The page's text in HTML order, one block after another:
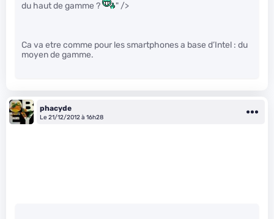
du haut de gamme ?
" />
Ca va etre comme pour les smartphones a base d’Intel : du
moyen de gamme.
phacyde
Le 21/12/2012 à 16h28